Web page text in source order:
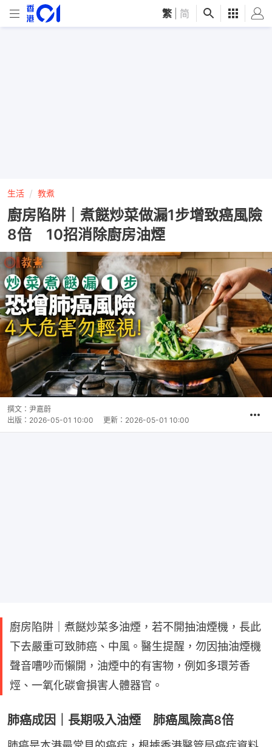
繁 简
生活 教煮
廚房陷阱｜煮餸炒菜做漏1步增致癌風險
8倍 10招消除廚房油煙
撰文： 尹嘉蔚
出版： 2026-05-01 10:00 更新： 2026-05-01 10:00
廚房陷阱｜煮餸炒菜多油煙，若不開抽油煙機，長此
下去嚴重可致肺癌、中風。醫生提醒，勿因抽油煙機
聲音嘈吵而懶開，油煙中的有害物，例如多環芳香
烴、一氧化碳會損害人體器官。
肺癌成因｜長期吸入油煙 肺癌風險高8倍